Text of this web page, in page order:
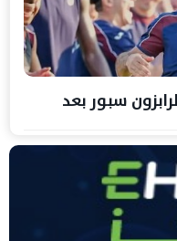
سبور بعد